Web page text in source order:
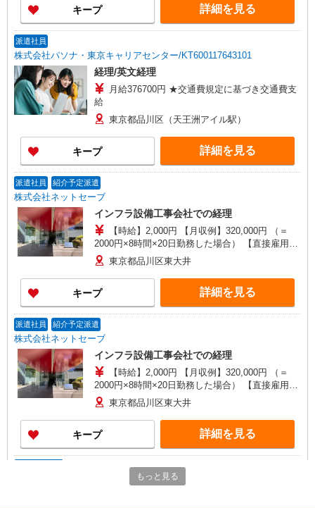
キープ 詳細を見る
派遣社員
株式会社パソナ・東京キャリアセンター/KT600117643101
経理/英文経理
月給376700円 ★交通費規定に基づき交通費支
給
東京都品川区（天王洲アイル駅）
キープ 詳細を見る
派遣社員 紹介予定派遣
株式会社ネットセーブ
インフラ設備工事会社での経理
【時給】2,000円 【月収例】320,000円 （＝
2000円×8時間×20日勤務した場合） 【直接雇用後
の想定年収】 500万〜700万円（賞与含む） 【交
通費】 通勤定期代として全額支給いたします。
東京都品川区東大井
キープ 詳細を見る
派遣社員 紹介予定派遣
株式会社ネットセーブ
インフラ設備工事会社での経理
【時給】2,000円 【月収例】320,000円 （＝
2000円×8時間×20日勤務した場合） 【直接雇用後
の想定年収】 500万〜700万円（賞与含む） 【交
通費】 通勤定期代として全額支給いたします。
東京都品川区東大井
キープ 詳細を見る
株式会社パソナ・東京キャリアセンター/KT600117213202
もっと見る